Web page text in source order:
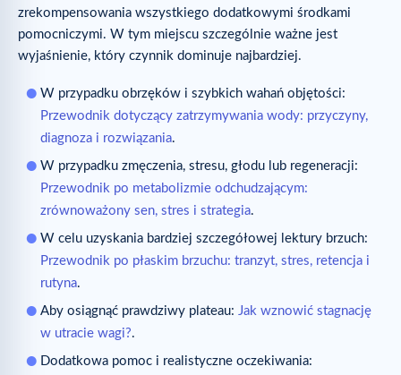
zrekompensowania wszystkiego dodatkowymi środkami
pomocniczymi. W tym miejscu szczególnie ważne jest
wyjaśnienie, który czynnik dominuje najbardziej.
W przypadku obrzęków i szybkich wahań objętości:
Przewodnik dotyczący zatrzymywania wody: przyczyny,
diagnoza i rozwiązania.
W przypadku zmęczenia, stresu, głodu lub regeneracji:
Przewodnik po metabolizmie odchudzającym:
zrównoważony sen, stres i strategia.
W celu uzyskania bardziej szczegółowej lektury brzuch:
Przewodnik po płaskim brzuchu: tranzyt, stres, retencja i
rutyna.
Aby osiągnąć prawdziwy plateau: Jak wznowić stagnację
w utracie wagi?.
Dodatkowa pomoc i realistyczne oczekiwania: